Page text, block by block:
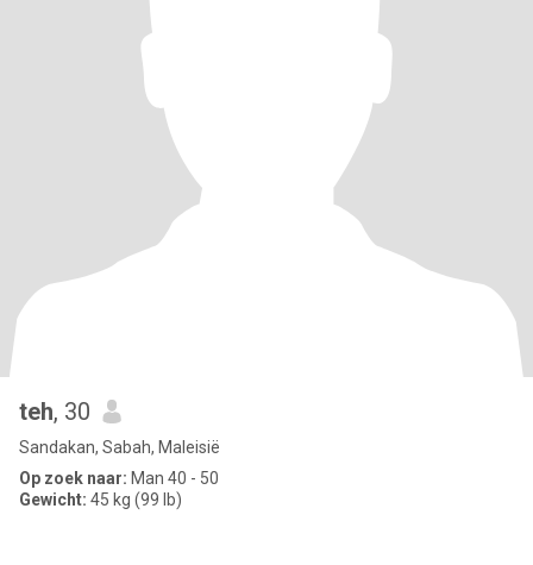
teh, 30
Sandakan, Sabah, Maleisië
Op zoek naar: Man 40 - 50
Gewicht: 45 kg (99 lb)